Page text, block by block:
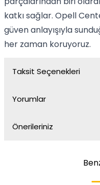
katkı sağlar. Opell
güven anlayışıyla
her zaman koruyoruz.
Taksit Seçenekleri
Yorumlar
Önerileriniz